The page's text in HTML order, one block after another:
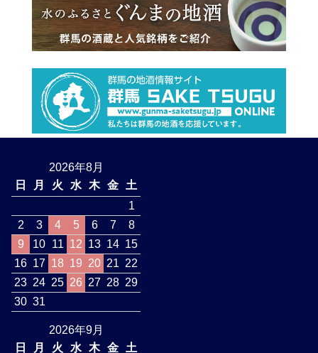
2026年8月
日
月 火 水 木 金
土
1
2
3 4 5 6 7
8
9
10 11 12 13 14 15
16 17 18 19 20 21 22
23 24 25 26 27 28 29
30 31
2026年9月
日
月 火 水 木 金
土